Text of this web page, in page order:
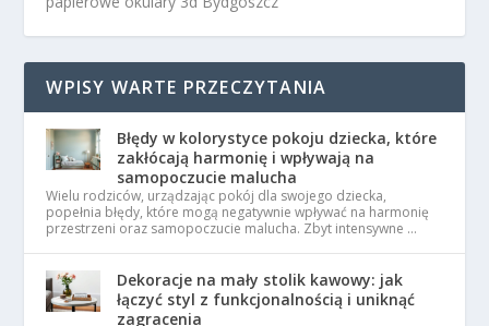
WPISY WARTE PRZECZYTANIA
Błędy w kolorystyce pokoju dziecka, które
zakłócają harmonię i wpływają na
samopoczucie malucha
Wielu rodziców, urządzając pokój dla swojego dziecka,
popełnia błędy, które mogą negatywnie wpływać na harmonię
przestrzeni oraz samopoczucie malucha. Zbyt intensywne …
Dekoracje na mały stolik kawowy: jak
łączyć styl z funkcjonalnością i uniknąć
zagracenia